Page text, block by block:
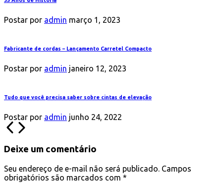
Postar por admin março 1, 2023
Fabricante de cordas – Lançamento Carretel Compacto
Postar por admin janeiro 12, 2023
Tudo que você precisa saber sobre cintas de elevação
Postar por admin junho 24, 2022
Deixe um comentário
Seu endereço de e-mail não será publicado. Campos
obrigatórios são marcados com *